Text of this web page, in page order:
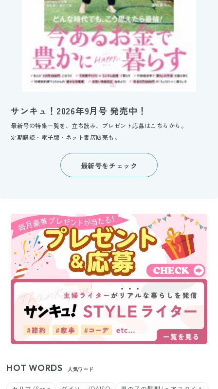
サンキュ！2026年9月号 発売中！
最新号の特集一覧を、立ち読み、プレゼント応募はこちらから。
定期購読・電子版・ネット書店販売も。
最新号をチェック
HOT WORDS 人気ワード